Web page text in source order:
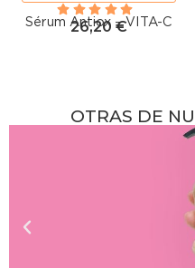
Sérum Antiox – VITA-C
26,20 €
OTRAS DE